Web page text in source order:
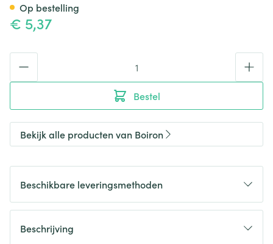
€ 5,37
Bestel
Op bestelling
Bekijk alle producten van Boiron
Beschikbare leveringsmethoden
Beschrijving